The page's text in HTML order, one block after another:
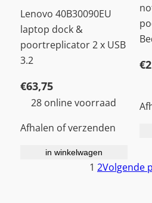
Lenovo 40B30090EU
laptop dock &
poortreplicator 2 x USB
3.2
€63,75
28 online voorraad
Afhalen of verzenden
in winkelwagen
€
1 2Volgende